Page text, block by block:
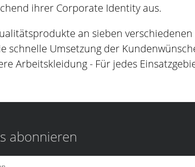
ihrer Corporate Identity aus.
an sieben
schnelle Umsetzung der
Arbeitskleidung - Für jedes
abonnieren